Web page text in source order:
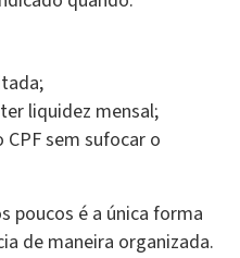
liquidez mensal;
sem sufocar o
poucos é a única forma
de maneira organizada.